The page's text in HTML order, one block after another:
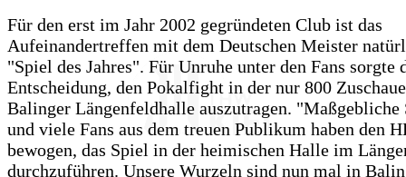
Für den erst im Jahr 2002 gegründeten Club ist das
Aufeinandertreffen mit dem Deutschen Meister
"Spiel des Jahres". Für Unruhe unter den Fans sorgte
Entscheidung, den Pokalfight in der nur 800
Balinger Längenfeldhalle auszutragen. "Maßgebliche
und viele Fans aus dem treuen Publikum haben den
bewogen, das Spiel in der heimischen Halle im
durchzuführen. Unsere Wurzeln sind nun mal in